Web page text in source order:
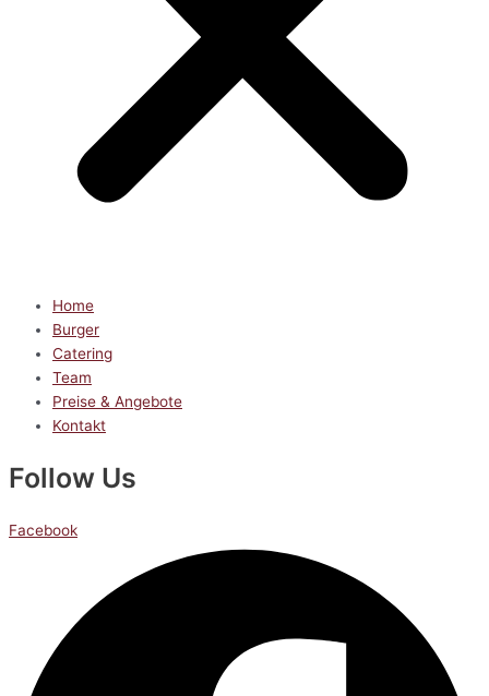
Home
Burger
Catering
Team
Preise & Angebote
Kontakt
Follow Us
Facebook